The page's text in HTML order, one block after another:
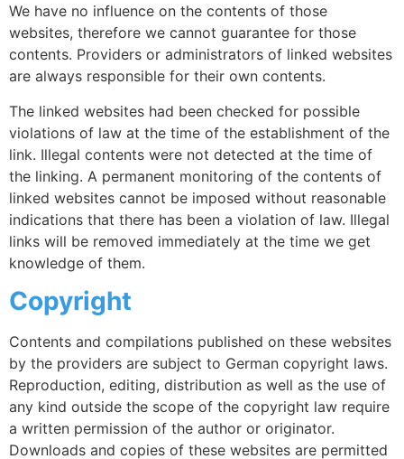
We have no influence on the contents of those
websites, therefore we cannot guarantee for those
contents. Providers or administrators of linked websites
are always responsible for their own contents.
The linked websites had been checked for possible
violations of law at the time of the establishment of the
link. Illegal contents were not detected at the time of
the linking. A permanent monitoring of the contents of
linked websites cannot be imposed without reasonable
indications that there has been a violation of law. Illegal
links will be removed immediately at the time we get
knowledge of them.
Copyright
Contents and compilations published on these websites
by the providers are subject to German copyright laws.
Reproduction, editing, distribution as well as the use of
any kind outside the scope of the copyright law require
a written permission of the author or originator.
Downloads and copies of these websites are permitted